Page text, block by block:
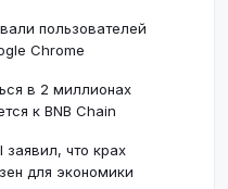
пользователей
Chrome
в 2 миллионах
к BNB Chain
что крах
для экономики